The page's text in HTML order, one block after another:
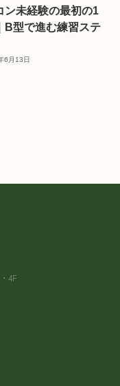
ン未経験の最初の1
B型で進む練習ステ
6月13日
4F